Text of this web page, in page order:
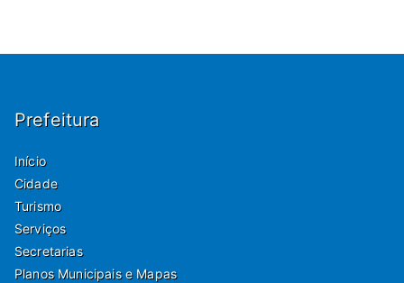
Prefeitura
Início
Cidade
Turismo
Serviços
Secretarias
Planos Municipais e Mapas